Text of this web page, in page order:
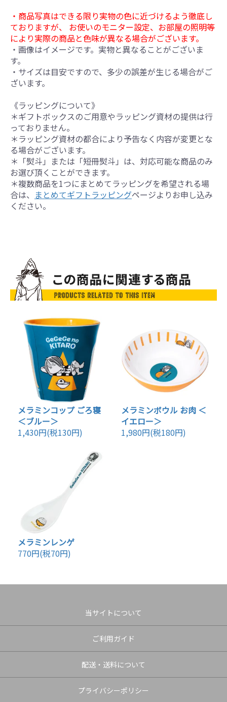
・商品写真はできる限り実物の色に近づけるよう徹底し
ておりますが、 お使いのモニター設定、お部屋の照明等
により実際の商品と色味が異なる場合がございます。
・画像はイメージです。実物と異なることがございま
す。
・サイズは目安ですので、多少の誤差が生じる場合がご
ざいます。
《ラッピングについて》
＊ギフトボックスのご用意やラッピング資材の提供は行
っておりません。
＊ラッピング資材の都合により予告なく内容が変更とな
る場合がございます。
＊「熨斗」または「短冊熨斗」は、対応可能な商品のみ
お選び頂くことができます。
＊複数商品を1つにまとめてラッピングを希望される場
合は、 まとめてギフトラッピングページよりお申し込み
ください。
メラミンコップ ごろ寝
＜ブルー＞
1,430円(税130円)
メラミンボウル お肉 ＜
イエロー＞
1,980円(税180円)
メラミンレンゲ
770円(税70円)
当サイトについて
ご利用ガイド
配送・送料について
プライバシーポリシー